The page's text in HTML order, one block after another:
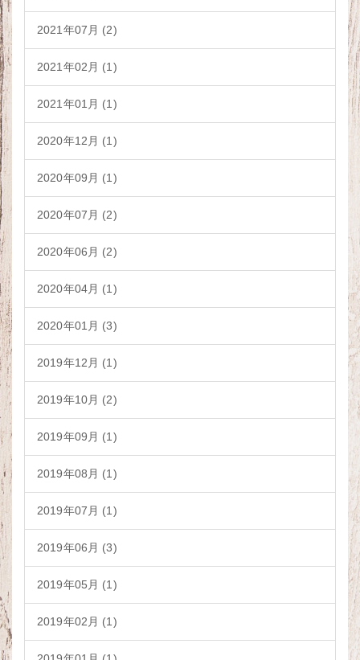
2021年07月 (2)
2021年02月 (1)
2021年01月 (1)
2020年12月 (1)
2020年09月 (1)
2020年07月 (2)
2020年06月 (2)
2020年04月 (1)
2020年01月 (3)
2019年12月 (1)
2019年10月 (2)
2019年09月 (1)
2019年08月 (1)
2019年07月 (1)
2019年06月 (3)
2019年05月 (1)
2019年02月 (1)